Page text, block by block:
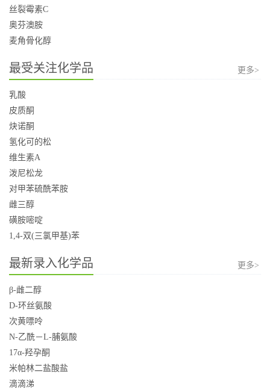
丝裂霉素C
奥芬澳胺
麦角骨化醇
最受关注化学品 更多>
乳酸
皮质酮
炔诺酮
氢化可的松
维生素A
泼尼松龙
对甲苯硫酰苯胺
雌三醇
磺胺嘧啶
1,4-双(三氯甲基)苯
最新录入化学品 更多>
β-雌二醇
D-环丝氨酸
次黄嘌呤
N-乙酰－L-脯氨酸
17α-羟孕酮
米帕林二盐酸盐
滴滴涕